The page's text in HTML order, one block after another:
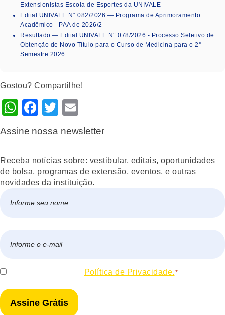
Extensionistas Escola de Esportes da UNIVALE
Edital UNIVALE N° 082/2026 — Programa de Aprimoramento
Acadêmico - PAA de 2026/2
Resultado — Edital UNIVALE N° 078/2026 - Processo Seletivo de
Obtenção de Novo Título para o Curso de Medicina para o 2°
Semestre 2026
Gostou? Compartilhe!
WhatsApp
Facebook
Twitter
Assine nossa newsletter
Receba notícias sobre: vestibular, editais, oportunidades
de bolsa, programas de extensão, eventos, e outras
novidades da instituição.
mail
Consentir Política de Privacidade. *